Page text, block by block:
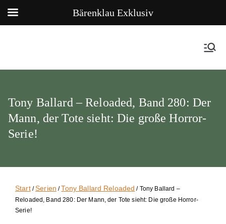
Tony Ballard – Reloaded, Band 280: Der
Mann, der Tote sieht: Die große Horror-
Serie!
Start/Serien /Tony Ballard Reloaded / Tony Ballard –
Reloaded, Band 280: Der Mann, der Tote sieht: Die große Horror-
Serie!
Bärenklau Exklusiv